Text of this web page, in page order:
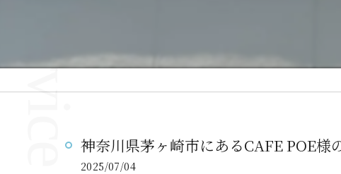
神奈川県茅ヶ崎市にあるCAFE POE様
2025/07/04